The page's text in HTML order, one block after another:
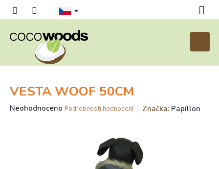
košík
VESTA WOOF 50CM
Průměrné
Neohodnoceno Podrobnosti hodnocení Značka: Papillon